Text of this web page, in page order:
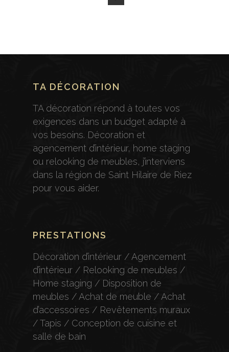
TA DÉCORATION
TA décoration répond à toutes vos
exigences dans un budget adapté à
vos besoins. Décoration et
agencement d’intérieur, home staging
ou relooking de meubles, j’interviens
dans la région de Saint Hilaire de Riez
pour vous aider.
PRESTATIONS
Décoration d’intérieur / Agencement
d’intérieur / Relooking de meubles /
Home staging / Disposition de
meubles / Achat de meuble / Achat
d’accessoires / Revêtements muraux
/ Tapis / Conception de cuisine et
salle de bain